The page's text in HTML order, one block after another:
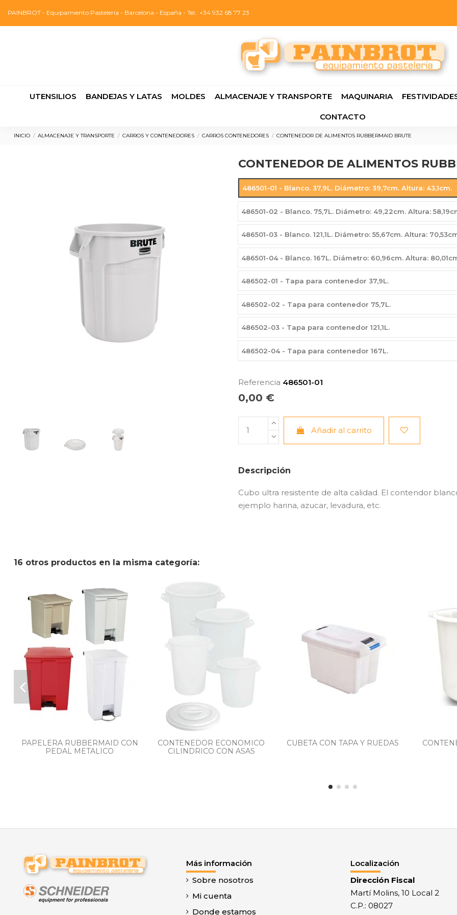
PAINBROT - Equipamiento Pastelería - Barcelona - España - Tel.: +34 932 68 77 23
UTENSILIOS BANDEJAS Y LATAS MOLDES ALMACENAJE Y TRANSPORTE MAQUINARIA
CONTACTO
INICIO ALMACENAJE Y TRANSPORTE CARROS Y CONTENEDORES CARROS CONTENEDORES CONTENEDOR DE ALIMENTOS RUBBERMAID BRUTE
CONTENEDOR DE ALIMENTOS
486502-04 - Tapa para contenedor 167L.
486502-03 - Tapa para contenedor 121,1L.
486502-02 - Tapa para contenedor 75,7L.
486502-01 - Tapa para contenedor 37,9L.
486501-04 - Blanco. 167L. Diámetro: 60,96cm. Altura:
486501-03 - Blanco. 121,1L. Diámetro: 55,67cm. Altura:
486501-02 - Blanco. 75,7L. Diámetro: 49,22cm. Altura:
486501-01 - Blanco. 37,9L. Diámetro: 39,7cm. Altura: 43,1cm.
Referencia 486501-01
0,00 €
Añadir al carrito
Descripción
Cubo ultra resistente de alta calidad. El contendor
ejemplo harina, azucar, levadura, etc.
16 otros productos en la misma categoría:
PAPELERA RUBBERMAID CON
PEDAL METALICO
CONTENEDOR ECONOMICO
CILINDRICO CON ASAS
CUBETA CON TAPA Y RUEDAS
Más información
Sobre nosotros
Mi cuenta
Donde estamos
Localización
Dirección Fiscal
Martí Molins, 10 Local 2
C.P.: 08027